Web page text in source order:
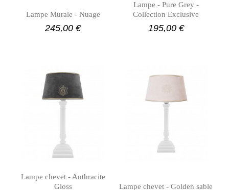
Lampe Murale - Nuage
245,00 €
Lampe - Pure Grey -
Collection Exclusive
195,00 €
Lampe chevet - Anthracite
Gloss
Lampe chevet - Golden sable